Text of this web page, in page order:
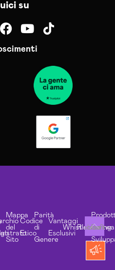
su
Mappa
del
Sito
Codice
Etico
Parità
di
Genere
Vantaggi
Esclusivi
Whistleblowing
Risorse